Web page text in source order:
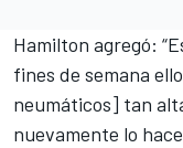
Hamilton agregó:
fines de semana
neumáticos] tan
nuevamente lo